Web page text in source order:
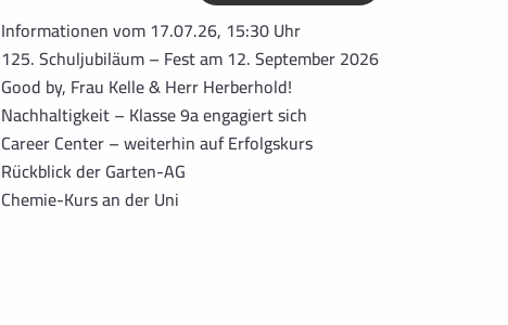
Informationen vom 17.07.26, 15:30 Uhr
125. Schuljubiläum – Fest am 12. September 2026
Good by, Frau Kelle & Herr Herberhold!
Nachhaltigkeit – Klasse 9a engagiert sich
Career Center – weiterhin auf Erfolgskurs
Rückblick der Garten-AG
Chemie-Kurs an der Uni